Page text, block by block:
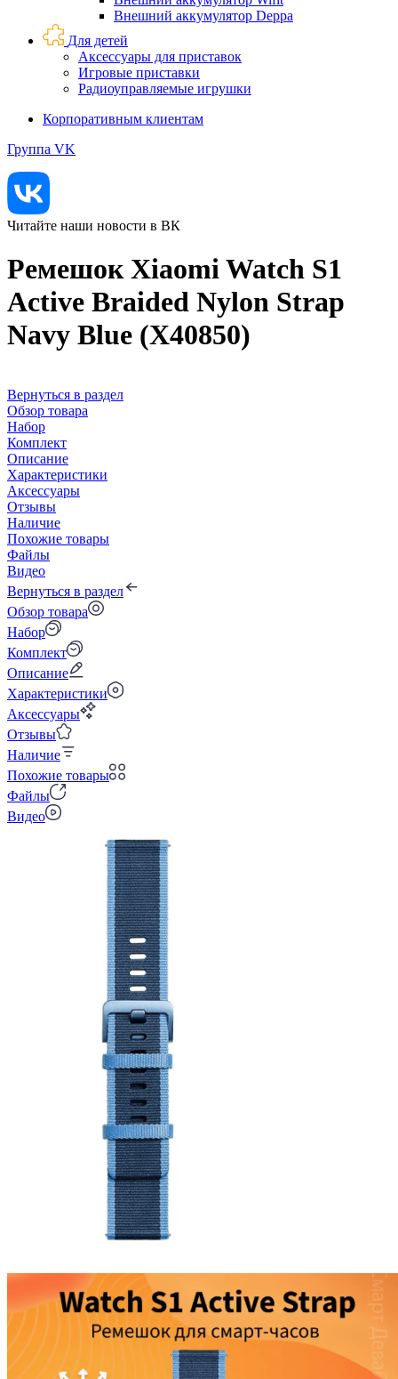
Внешний аккумулятор Deppa
Для детей
Аксессуары для приставок
Игровые приставки
Радиоуправляемые игрушки
Корпоративным клиентам
Группа VK
Читайте наши новости в ВК
Ремешок Xiaomi Watch S1
Active Braided Nylon Strap
Navy Blue (X40850)
Вернуться в раздел
Обзор товара
Набор
Комплект
Описание
Характеристики
Аксессуары
Отзывы
Наличие
Похожие товары
Файлы
Видео
Вернуться в раздел
Обзор товара
Набор
Комплект
Описание
Характеристики
Аксессуары
Отзывы
Наличие
Похожие товары
Файлы
Видео